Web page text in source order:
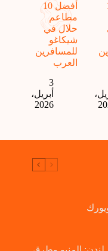
أفضل 10
مطاعم
حلال في
شيكاغو
للمسافرين
العرب
3
أبريل،
2026